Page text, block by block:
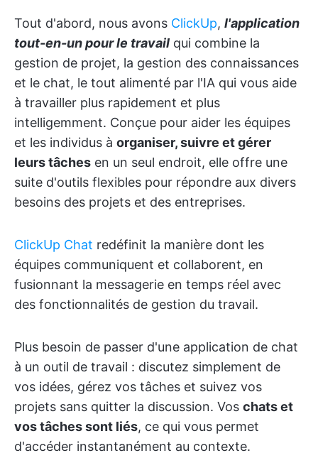
Tout d'abord, nous avons ClickUp, l'application
tout-en-un pour le travail qui combine la
gestion de projet, la gestion des connaissances
et le chat, le tout alimenté par l'IA qui vous aide
à travailler plus rapidement et plus
intelligemment. Conçue pour aider les équipes
et les individus à organiser, suivre et gérer
leurs tâches en un seul endroit, elle offre une
suite d'outils flexibles pour répondre aux divers
besoins des projets et des entreprises.
ClickUp Chat redéfinit la manière dont les
équipes communiquent et collaborent, en
fusionnant la messagerie en temps réel avec
des fonctionnalités de gestion du travail.
Plus besoin de passer d'une application de chat
à un outil de travail : discutez simplement de
vos idées, gérez vos tâches et suivez vos
projets sans quitter la discussion. Vos chats et
vos tâches sont liés, ce qui vous permet
d'accéder instantanément au contexte.